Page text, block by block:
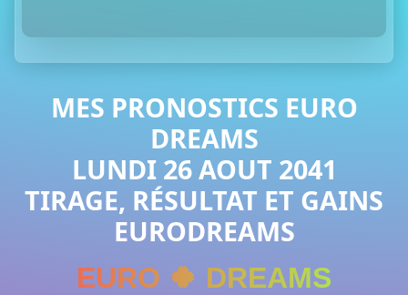
MES PRONOSTICS EURO
DREAMS
LUNDI 26 AOUT 2041
TIRAGE, RÉSULTAT ET GAINS
EURODREAMS
EURO 🍀 DREAMS